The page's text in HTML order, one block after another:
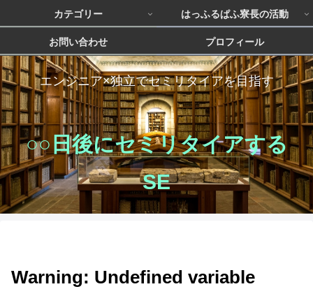
エンジニア×独立でセミリタイアを目指す
○○日後にセミリタイアする
SE
カテゴリー はっふるぱふ寮長の活動
お問い合わせ プロフィール
Warning: Undefined variable